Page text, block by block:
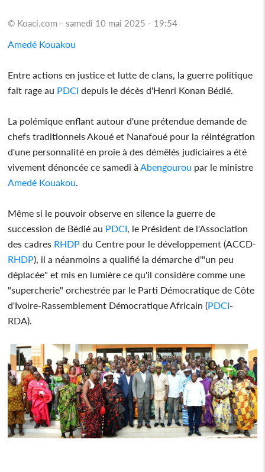
© Koaci.com - samedi 10 mai 2025 - 19:54
Amedé Kouakou
Entre actions en justice et lutte de clans, la guerre politique
fait rage au PDCI depuis le décès d'Henri Konan Bédié.
La polémique enflant autour d'une prétendue demande de
chefs traditionnels Akoué et Nanafoué pour la réintégration
d'une personnalité en proie à des démêlés judiciaires a été
vivement dénoncée ce samedi àAbengourou par le ministre
Amedé Kouakou.
Même si le pouvoir observe en silence la guerre de
succession de Bédié au PDCI, le Président de l'Association
des cadres RHDP du Centre pour le développement (ACCD-
RHDP), il a néanmoins a qualifié la démarche d'"un peu
déplacée" et mis en lumière ce qu'il considère comme une
"supercherie" orchestrée par le Parti Démocratique de Côte
d'Ivoire-Rassemblement Démocratique Africain (PDCI-
RDA).